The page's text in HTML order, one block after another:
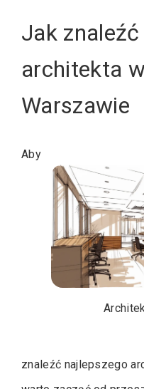
Jak
architekta
Warszawie
Aby
znaleźć najlepszego